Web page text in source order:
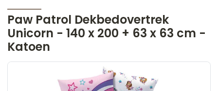
Paw Patrol Dekbedovertrek
Unicorn - 140 x 200 + 63 x 63 cm -
Katoen